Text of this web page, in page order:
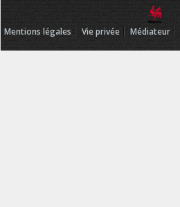
Mentions légales Vie privée Médiateur